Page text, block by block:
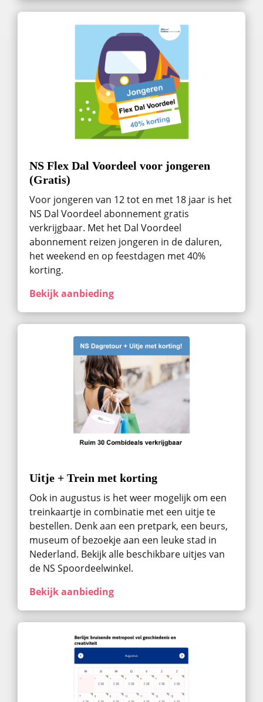
NS Flex Dal Voordeel voor jongeren
(Gratis)
Voor jongeren van 12 tot en met 18 jaar is het
NS Dal Voordeel abonnement gratis
verkrijgbaar. Met het Dal Voordeel
abonnement reizen jongeren in de daluren,
het weekend en op feestdagen met 40%
korting.
Bekijk aanbieding
Uitje + Trein met korting
Ook in augustus ​is het weer mogelijk om een
treinkaartje in combinatie met een uitje te
bestellen. Denk aan een pretpark, een beurs,
museum of bezoekje aan een leuke stad in
Nederland. Bekijk alle beschikbare uitjes van
de NS Spoordeelwinkel.
Bekijk aanbieding